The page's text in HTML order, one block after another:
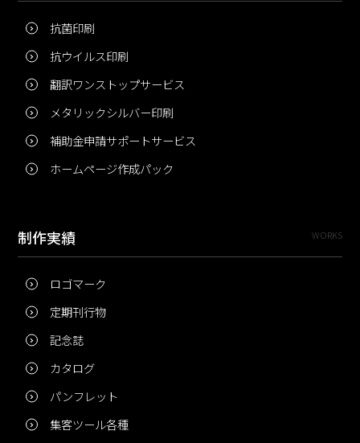
抗菌印刷
抗ウイルス印刷
翻訳ワンストップサービス
メタリックシルバー印刷
補助金申請サポートサービス
ホームページ作成パック
制作実績 WORKS
ロゴマーク
定期刊行物
記念誌
カタログ
パンフレット
集客ツール各種